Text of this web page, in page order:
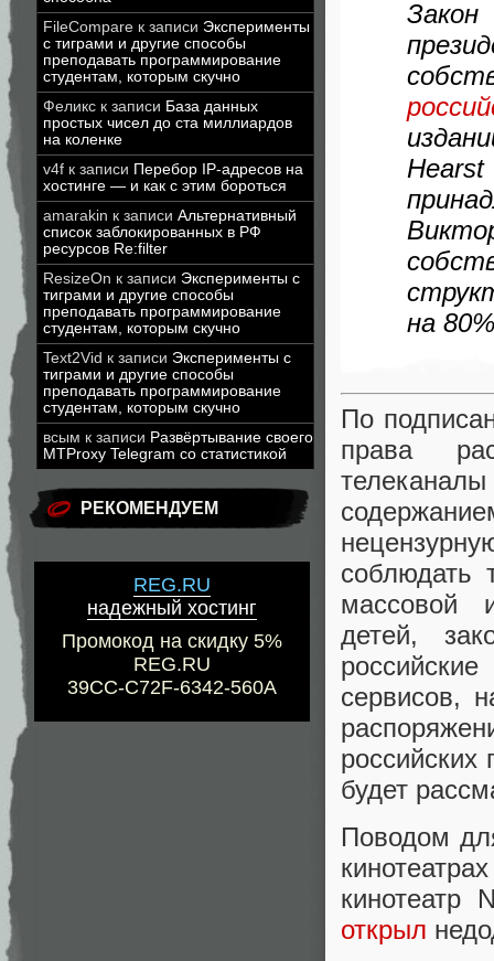
FileCompare к записи Эксперименты
с тиграми и другие способы
преподавать программирование
студентам, которым скучно
Феликс к записи База данных
простых чисел до ста миллиардов
на коленке
v4f к записи Перебор IP-адресов на
хостинге — и как с этим бороться
amarakin к записи Альтернативный
список заблокированных в РФ
ресурсов Re:filter
ResizeOn к записи Эксперименты с
тиграми и другие способы
преподавать программирование
студентам, которым скучно
Text2Vid к записи Эксперименты с
тиграми и другие способы
преподавать программирование
студентам, которым скучно
всым к записи Развёртывание своего
MTProxy Telegram со статистикой
РЕКОМЕНДУЕМ
REG.RU
надежный хостинг
Промокод на скидку 5%
REG.RU
39CC-C72F-6342-560A
на
По
права
соблюдать
массовой
детей,
сервисов,
будет
Поводом
кинотеатр
открыл